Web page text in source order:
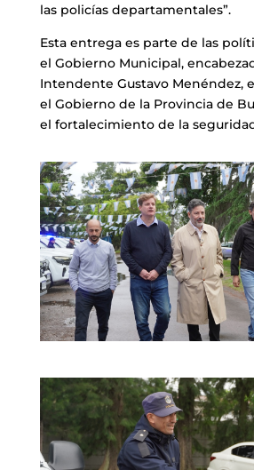
las policías departamentales”.
Esta entrega es parte de las
el Gobierno Municipal,
Intendente Gustavo Menéndez,
el Gobierno de la Provincia de
el fortalecimiento de la